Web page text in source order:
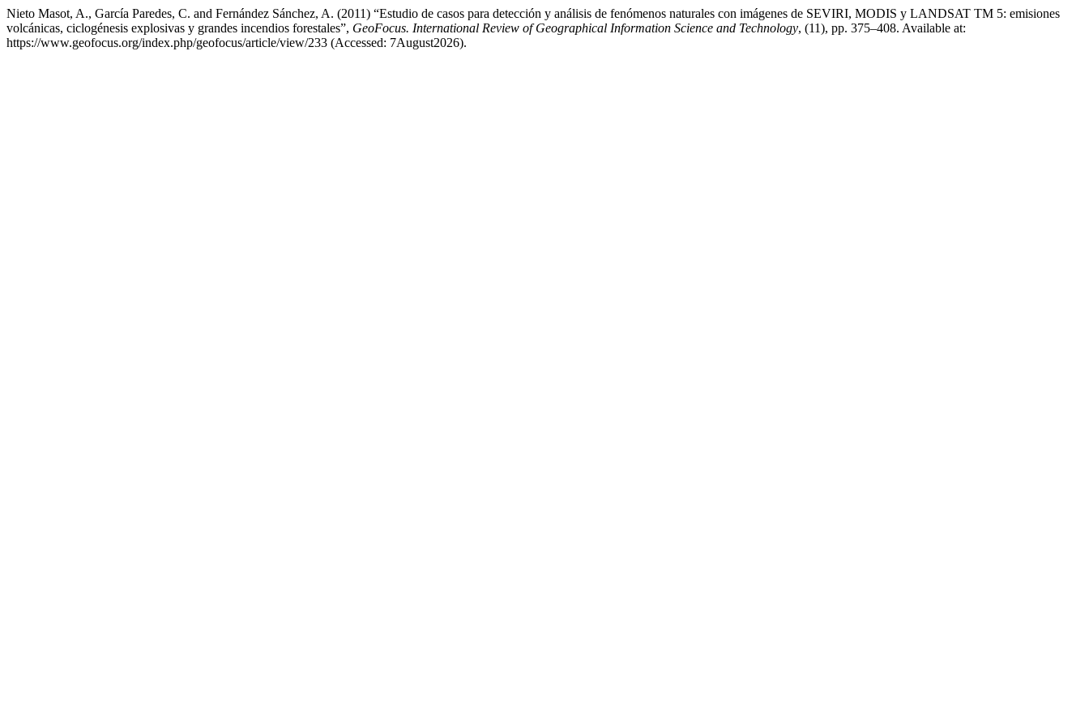
Nieto Masot, A., García Paredes, C. and Fernández Sánchez, A. (2011) “Estudio de casos para detección y análisis de fenómenos naturales con imágenes de SEVIRI, MODIS y LANDSAT TM 5: emisiones
volcánicas, ciclogénesis explosivas y grandes incendios forestales”, GeoFocus. International Review of Geographical Information Science and Technology, (11), pp. 375–408. Available at:
https://www.geofocus.org/index.php/geofocus/article/view/233 (Accessed: 7August2026).